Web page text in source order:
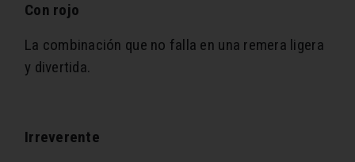
Con rojo
La combinación que no falla en una remera ligera
y divertida.
Irreverente